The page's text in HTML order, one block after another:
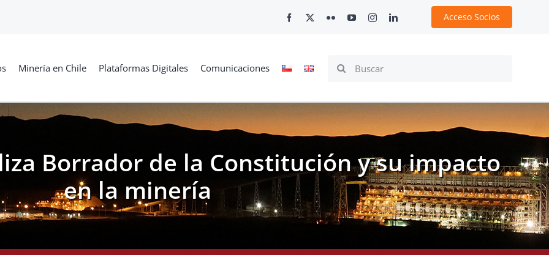
Acceso Socios
Minería en Chile Plataformas Digitales Comunicaciones
Search
Borrador de la Constitución y su impacto
en la minería